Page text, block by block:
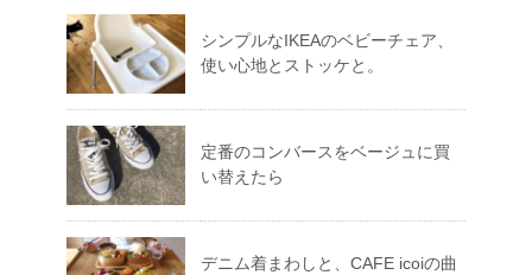
シンプルなIKEAのベビーチェア、
使い心地とストッケと。
定番のコンバースをベージュに買
い替えたら
デニム着まわしと、CAFE icoiの曲